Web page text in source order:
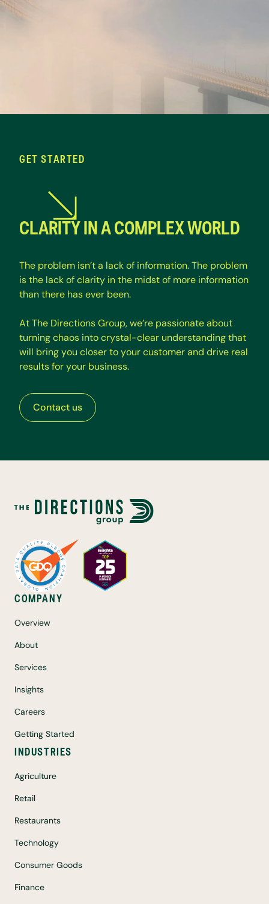
GET STARTED
CLARITY IN A COMPLEX WORLD
The problem isn’ta lackof information.The problem
isthe lackofclarity inthe midstof more information
thanthere hasever been.
AtThe DirectionsGroup,we’re passionateabout
turningchaos intocrystal-clear understandingthat
will bringyou closertoyourcustomerand drive real
resultsforyour business.
Contact us
COMPANY
Overview
About
Services
Insights
Careers
Getting Started
INDUSTRIES
Agriculture
Retail
Restaurants
Technology
Consumer Goods
Finance